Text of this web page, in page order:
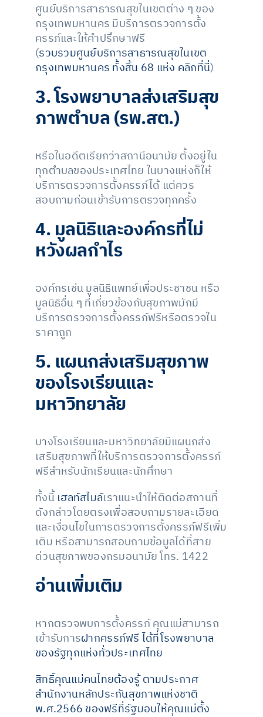
ศูนย์บริการสาธารณสุขในเขตต่าง ๆ ของ
กรุงเทพมหานคร มีบริการตรวจการตั้ง
ครรภ์และให้คำปรึกษาฟรี
(รวบรวมศูนย์บริการสาธารณสุขในเขต
กรุงเทพมหานคร ทั้งสิ้น 68 แห่ง คลิกที่นี่)
3. โรงพยาบาลส่งเสริมสุข
ภาพตำบล (รพ.สต.)
หรือในอดีตเรียกว่าสถานีอนามัย ตั้งอยู่ใน
ทุกตำบลของประเทศไทย ในบางแห่งก็ให้
บริการตรวจการตั้งครรภ์ได้ แต่ควร
สอบถามก่อนเข้ารับการตรวจทุกครั้ง
4. มูลนิธิและองค์กรที่ไม่
หวังผลกำไร
องค์กรเช่น มูลนิธิแพทย์เพื่อประชาชน หรือ
มูลนิธิอื่น ๆ ที่เกี่ยวข้องกับสุขภาพมักมี
บริการตรวจการตั้งครรภ์ฟรีหรือตรวจใน
ราคาถูก
5. แผนกส่งเสริมสุขภาพ
ของโรงเรียนและ
มหาวิทยาลัย
บางโรงเรียนและมหาวิทยาลัยมีแผนกส่ง
เสริมสุขภาพที่ให้บริการตรวจการตั้งครรภ์
ฟรีสำหรับนักเรียนและนักศึกษา
ทั้งนี้ เฮลท์สไมล์เราแนะนำให้ติดต่อสถานที่
ดังกล่าวโดยตรงเพื่อสอบถามรายละเอียด
และเงื่อนไขในการตรวจการตั้งครรภ์ฟรีเพิ่ม
เติม หรือสามารถสอบถามข้อมูลได้ที่สาย
ด่วนสุขภาพของกรมอนามัย โทร. 1422
อ่านเพิ่มเติม
หากตรวจพบการตั้งครรภ์ คุณแม่สามารถ
เข้ารับการฝากครรภ์ฟรี ได้ที่โรงพยาบาล
ของรัฐทุกแห่งทั่วประเทศไทย
สิทธิ์คุณแม่คนไทยต้องรู้ ตามประกาศ
สำนักงานหลักประกันสุขภาพแห่งชาติ
พ.ศ.2566 ของฟรีที่รัฐมอบให้คุณแม่ตั้ง